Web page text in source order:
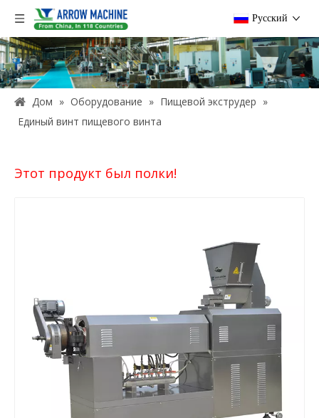
Pусский
Дом » Оборудование » Пищевой экструдер »
Единый винт пищевого винта
Этот продукт был полки!